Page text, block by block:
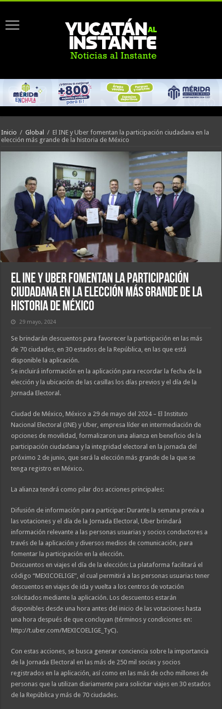
Inicio / Global / El INE y Uber fomentan la participación ciudadana en la
elección más grande de la historia de México
El INE y Uber fomentan la participación
ciudadana en la elección más grande de la
historia de México
29 mayo, 2024
Se brindarán descuentos para favorecer la participación en las más
de 70 ciudades, en 30 estados de la República, en las que está
disponible la aplicación.
Se incluirá información en la aplicación para recordar la fecha de la
elección y la ubicación de las casillas los días previos y el día de la
Jornada Electoral.
Ciudad de México, México a 29 de mayo del 2024 – El Instituto
Nacional Electoral (INE) y Uber, empresa líder en intermediación de
opciones de movilidad, formalizaron una alianza en beneficio de la
participación ciudadana y la integridad electoral en la jornada del
próximo 2 de junio, que será la elección más grande de la que se
tenga registro en México.
La alianza tendrá como pilar dos acciones principales:
Difusión de información para participar: Durante la semana previa a
las votaciones y el día de la Jornada Electoral, Uber brindará
información relevante a las personas usuarias y socios conductores a
través de la aplicación y diversos medios de comunicación, para
fomentar la participación en la elección.
Descuentos en viajes el día de la elección: La plataforma facilitará el
código “MEXICOELIGE”, el cual permitirá a las personas usuarias tener
descuentos en viajes de ida y vuelta a los centros de votación
solicitados mediante la aplicación. Los descuentos estarán
disponibles desde una hora antes del inicio de las votaciones hasta
una hora después de que concluyan (términos y condiciones en:
http://t.uber.com/MEXICOELIGE_TyC).
Con estas acciones, se busca generar conciencia sobre la importancia
de la Jornada Electoral en las más de 250 mil socias y socios
registrados en la aplicación, así como en las más de ocho millones de
personas que la utilizan diariamente para solicitar viajes en 30 estados
de la República y más de 70 ciudades.